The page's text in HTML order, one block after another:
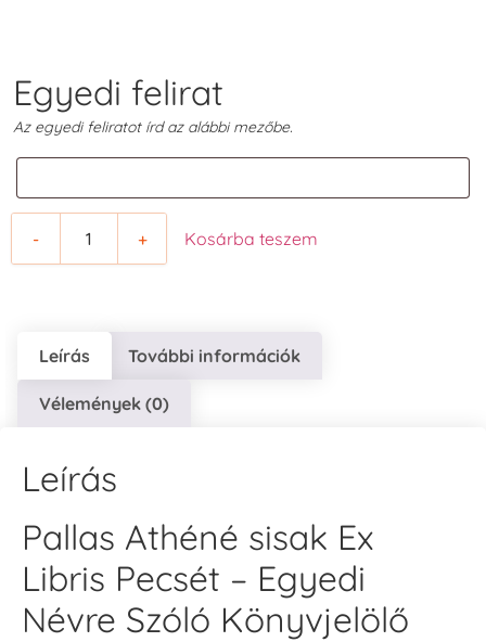
Egyedi felirat
Az egyedi feliratot írd az alábbi mezőbe.
- + Kosárba teszem
Leírás További információk
Vélemények (0)
Leírás
Pallas Athéné sisak Ex
Libris Pecsét – Egyedi
Névre Szóló Könyvjelölő